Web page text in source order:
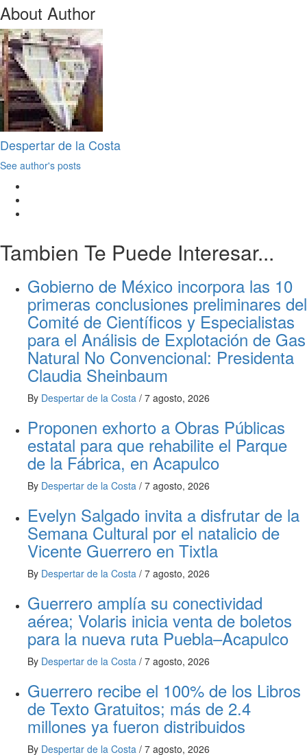
About Author
Despertar de la Costa
See author's posts
Tambien Te Puede Interesar...
Gobierno de México incorpora las 10
primeras conclusiones preliminares del
Comité de Científicos y Especialistas
para el Análisis de Explotación de Gas
Natural No Convencional: Presidenta
Claudia Sheinbaum
By Despertar de la Costa / 7 agosto, 2026
Proponen exhorto a Obras Públicas
estatal para que rehabilite el Parque
de la Fábrica, en Acapulco
By Despertar de la Costa / 7 agosto, 2026
Evelyn Salgado invita a disfrutar de la
Semana Cultural por el natalicio de
Vicente Guerrero en Tixtla
By Despertar de la Costa / 7 agosto, 2026
Guerrero amplía su conectividad
aérea; Volaris inicia venta de boletos
para la nueva ruta Puebla–Acapulco
By Despertar de la Costa / 7 agosto, 2026
Guerrero recibe el 100% de los Libros
de Texto Gratuitos; más de 2.4
millones ya fueron distribuidos
By Despertar de la Costa / 7 agosto, 2026